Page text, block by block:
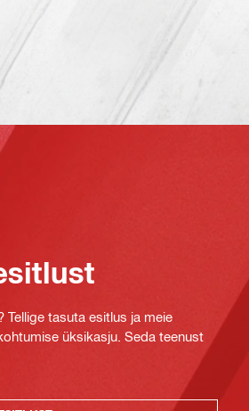
tasuta esitlus ja meie
üksikasju. Seda teenust